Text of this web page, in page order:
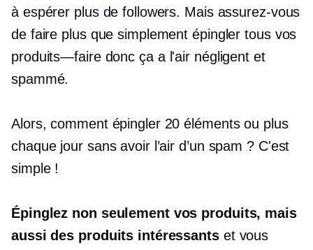
à espérer plus de followers. Mais assurez-vous
de faire plus que simplement épingler tous vos
produits—fairedonc ça a l'air négligent et
spammé.
Alors, comment épingler 20 éléments ou plus
chaque jour sans avoir l’air d’un spam ? C'est
simple !
Épinglez non seulement vos produits, mais
aussi des produits intéressantset vous